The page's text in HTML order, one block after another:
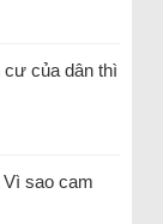
cư của dân thì
Vì sao cam